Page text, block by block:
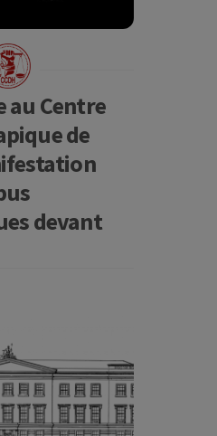
au Centre
de
devant